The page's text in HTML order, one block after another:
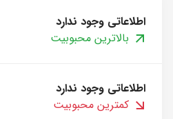
اطلاعاتی وجود ندارد
بالاترین محبوبیت
اطلاعاتی وجود ندارد
کمترین محبوبیت